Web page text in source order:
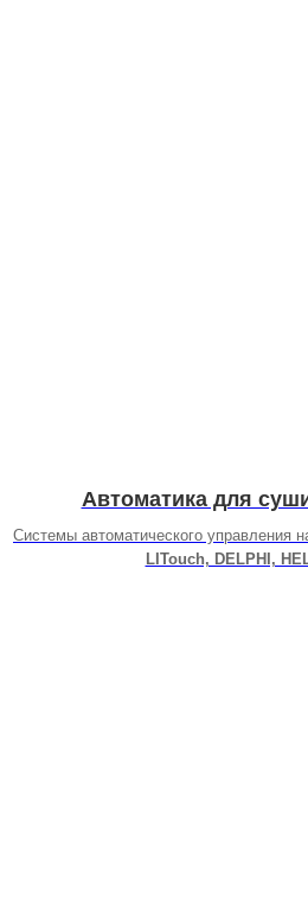
Автоматика для
Системы автоматического управления
LITouch, DELPHI,